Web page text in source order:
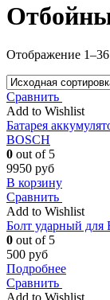
Отображение
Сравнить
Add to Wishlist
Батарея
BOSCH
0 out of 5
9950 руб
В корзину
Сравнить
Add to Wishlist
Болт ударный для
0 out of 5
500 руб
Подробнее
Сравнить